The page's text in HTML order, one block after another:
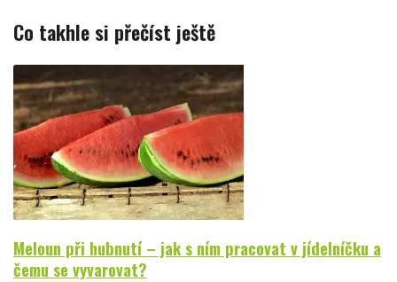
Co takhle si přečíst ještě
Meloun při hubnutí – jak s ním pracovat v jídelníčku a
čemu se vyvarovat?